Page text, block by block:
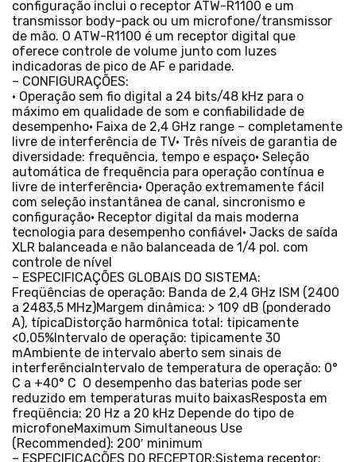
configuração inclui o receptor ATW-R1100 e um
transmissor body-pack ou um microfone/transmissor
de mão. O ATW-R1100 é um receptor digital que
oferece controle de volume junto com luzes
indicadoras de pico de AF e paridade.
– CONFIGURAÇÕES:
• Operação sem fio digital a 24 bits/48 kHz para o
máximo em qualidade de som e confiabilidade de
desempenho• Faixa de 2,4 GHz range – completamente
livre de interferência de TV• Três níveis de garantia de
diversidade: frequência, tempo e espaço• Seleção
automática de frequência para operação contínua e
livre de interferência• Operação extremamente fácil
com seleção instantânea de canal, sincronismo e
configuração• Receptor digital da mais moderna
tecnologia para desempenho confiável• Jacks de saída
XLR balanceada e não balanceada de 1/4 pol. com
controle de nível
– ESPECIFICAÇÕES GLOBAIS DO SISTEMA:
Freqüências de operação: Banda de 2,4 GHz ISM (2400
a 2483,5 MHz)Margem dinâmica: > 109 dB (ponderado
A), típicaDistorção harmônica total: tipicamente
<0,05%Intervalo de operação: tipicamente 30
mAmbiente de intervalo aberto sem sinais de
interferênciaIntervalo de temperatura de operação: 0°
C a +40° C O desempenho das baterias pode ser
reduzido em temperaturas muito baixasResposta em
freqüência: 20 Hz a 20 kHz Depende do tipo de
microfoneMaximum Simultaneous Use
(Recommended): 200′ minimum
– ESPECIFICAÇÕES DO RECEPTOR:Sistema receptor: